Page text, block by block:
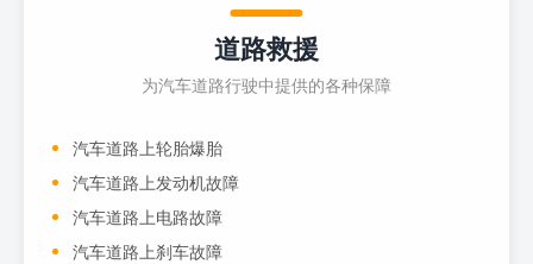
道路救援
为汽车道路行驶中提供的各种保障
汽车道路上轮胎爆胎
汽车道路上发动机故障
汽车道路上电路故障
汽车道路上刹车故障